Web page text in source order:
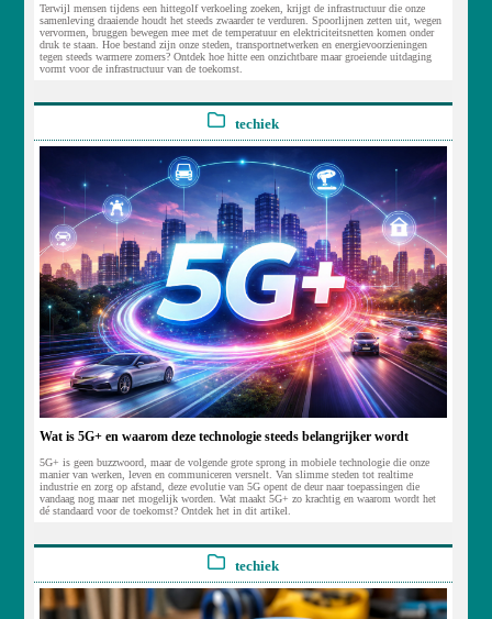
Terwijl mensen tijdens een hittegolf verkoeling zoeken, krijgt de infrastructuur die onze
samenleving draaiende houdt het steeds zwaarder te verduren. Spoorlijnen zetten uit, wegen
vervormen, bruggen bewegen mee met de temperatuur en elektriciteitsnetten komen onder
druk te staan. Hoe bestand zijn onze steden, transportnetwerken en energievoorzieningen
tegen steeds warmere zomers? Ontdek hoe hitte een onzichtbare maar groeiende uitdaging
vormt voor de infrastructuur van de toekomst.
techiek
Wat is 5G+ en waarom deze technologie steeds belangrijker wordt
5G+ is geen buzzwoord, maar de volgende grote sprong in mobiele technologie die onze
manier van werken, leven en communiceren versnelt. Van slimme steden tot realtime
industrie en zorg op afstand, deze evolutie van 5G opent de deur naar toepassingen die
vandaag nog maar net mogelijk worden. Wat maakt 5G+ zo krachtig en waarom wordt het
dé standaard voor de toekomst? Ontdek het in dit artikel.
techiek